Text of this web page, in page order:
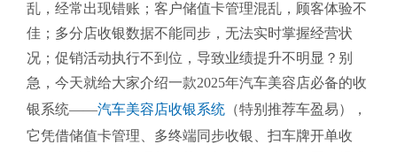
乱，经常出现错账；客户储值卡管理混乱，顾客体验不
佳；多分店收银数据不能同步，无法实时掌握经营状
况；促销活动执行不到位，导致业绩提升不明显？别
急，今天就给大家介绍一款2025年汽车美容店必备的收
银系统——汽车美容店收银系统 （特别推荐车盈易），
它凭借储值卡管理、多终端同步收银、扫车牌开单收